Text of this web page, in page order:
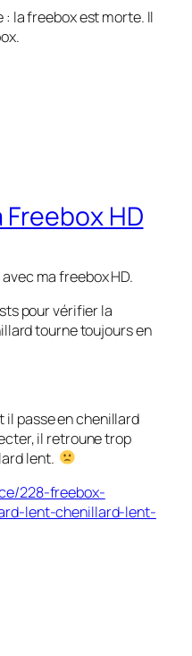
la freebox est morte. Il
HD
ma freebox HD.
pour vérifier la
tourne toujours en
il passe en chenillard
il retroune trop
lent.
228-freebox-
lent-chenillard-lent-